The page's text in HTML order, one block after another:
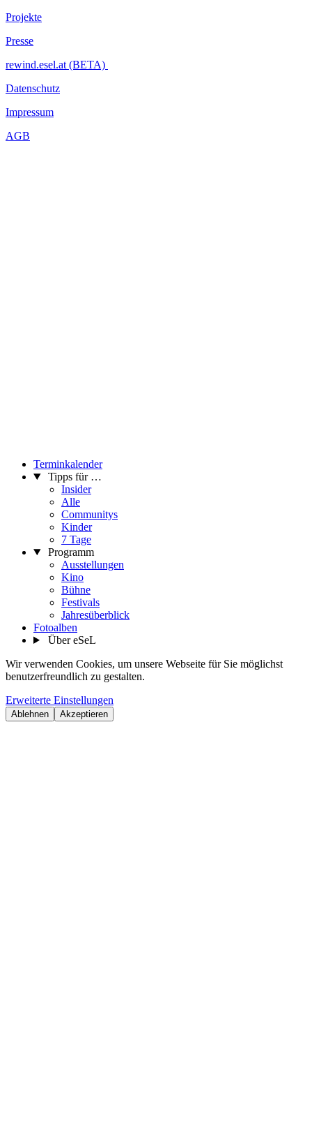
Projekte
Presse
rewind.esel.at (BETA)
Datenschutz
Impressum
AGB
Terminkalender
Tipps für …
Insider
Alle
Communitys
Kinder
7 Tage
Programm
Ausstellungen
Kino
Bühne
Festivals
Jahresüberblick
Fotoalben
Über eSeL
Wir verwenden Cookies, um unsere Webseite für Sie möglichst
benutzerfreundlich zu gestalten.
Erweiterte Einstellungen
Ablehnen Akzeptieren